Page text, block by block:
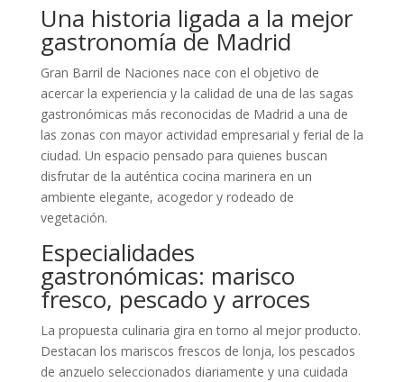
Una historia ligada a la mejor
gastronomía de Madrid
Gran Barril de Naciones nace con el objetivo de
acercar la experiencia y la calidad de una de las sagas
gastronómicas más reconocidas de Madrid a una de
las zonas con mayor actividad empresarial y ferial de la
ciudad. Un espacio pensado para quienes buscan
disfrutar de la auténtica cocina marinera en un
ambiente elegante, acogedor y rodeado de
vegetación.
Especialidades
gastronómicas: marisco
fresco, pescado y arroces
La propuesta culinaria gira en torno al mejor producto.
Destacan los mariscos frescos de lonja, los pescados
de anzuelo seleccionados diariamente y una cuidada